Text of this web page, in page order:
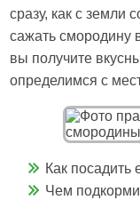
сразу, как с земли
сажать смородину
вы получите
определимся с
Как посадить
Чем